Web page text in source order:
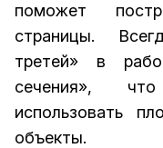
поможет
страницы.
третей» в
сечения»,
использовать
объекты.